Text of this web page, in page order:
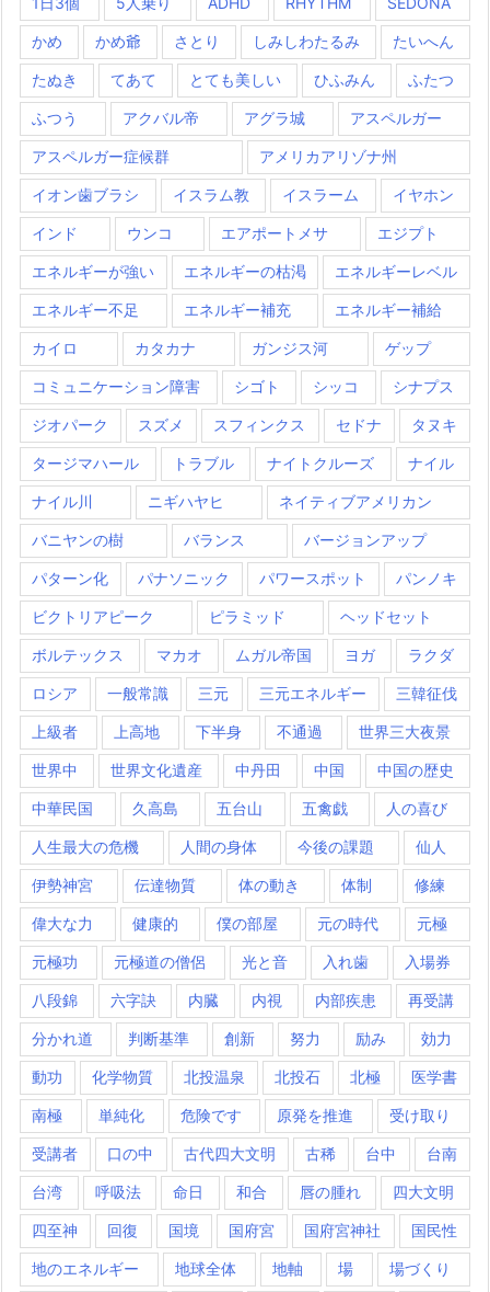
かめ かめ爺 さとり しみしわたるみ たいへん
たぬき てあて とても美しい ひふみん ふたつ
ふつう アクバル帝 アグラ城 アスペルガー
アスペルガー症候群 アメリカアリゾナ州
イオン歯ブラシ イスラム教 イスラーム イヤホン
インド ウンコ エアポートメサ エジプト
エネルギーが強い エネルギーの枯渇 エネルギーレベル
エネルギー不足 エネルギー補充 エネルギー補給
カイロ カタカナ ガンジス河 ゲップ
コミュニケーション障害 シゴト シッコ シナプス
ジオパーク スズメ スフィンクス セドナ タヌキ
タージマハール トラブル ナイトクルーズ ナイル
ナイル川 ニギハヤヒ ネイティブアメリカン
バニヤンの樹 バランス バージョンアップ
パターン化 パナソニック パワースポット パンノキ
ビクトリアピーク ピラミッド ヘッドセット
ボルテックス マカオ ムガル帝国 ヨガ ラクダ
ロシア 一般常識 三元 三元エネルギー 三韓征伐
上級者 上高地 下半身 不通過 世界三大夜景
世界中 世界文化遺産 中丹田 中国 中国の歴史
中華民国 久高島 五台山 五禽戯 人の喜び
人生最大の危機 人間の身体 今後の課題 仙人
伊勢神宮 伝達物質 体の動き 体制 修練
偉大な力 健康的 僕の部屋 元の時代 元極
元極功 元極道の僧侶 光と音 入れ歯 入場券
八段錦 六字訣 内臓 内視 内部疾患 再受講
分かれ道 判断基準 創新 努力 励み 効力
動功 化学物質 北投温泉 北投石 北極 医学書
南極 単純化 危険です 原発を推進 受け取り
受講者 口の中 古代四大文明 古稀 台中 台南
台湾 呼吸法 命日 和合 唇の腫れ 四大文明
四至神 回復 国境 国府宮 国府宮神社 国民性
地のエネルギー 地球全体 地軸 場 場づくり